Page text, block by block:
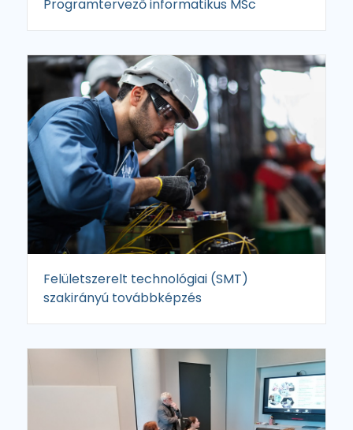
Programtervező informatikus MSc
Felületszerelt technológiai (SMT)
szakirányú továbbképzés